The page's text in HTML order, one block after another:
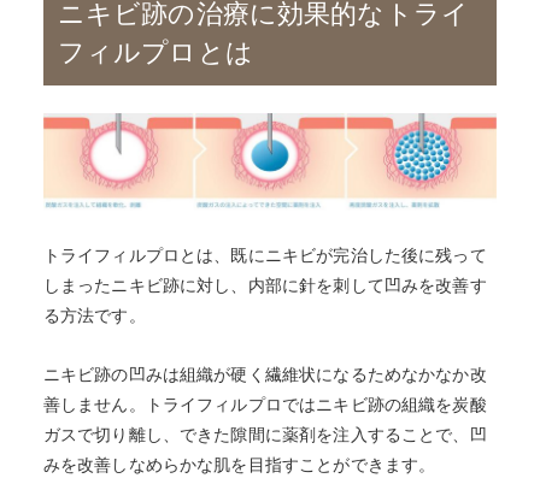
ニキビ跡の治療に効果的なトライ
フィルプロとは
トライフィルプロとは、既にニキビが完治した後に残って
しまったニキビ跡に対し、内部に針を刺して凹みを改善す
る方法です。
ニキビ跡の凹みは組織が硬く繊維状になるためなかなか改
善しません。トライフィルプロではニキビ跡の組織を炭酸
ガスで切り離し、できた隙間に薬剤を注入することで、凹
みを改善しなめらかな肌を目指すことができます。